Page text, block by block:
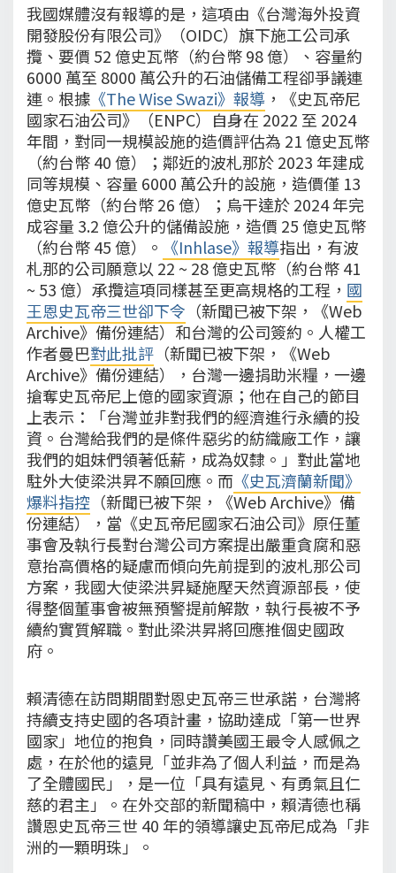
我國媒體沒有報導的是，這項由《台灣海外投資
開發股份有限公司》（OIDC）旗下施工公司承
攬、要價 52 億史瓦幣（約台幣 98 億）、容量約
6000 萬至 8000 萬公升的石油儲備工程卻爭議連
連。根據 《The Wise Swazi》報導 ，《史瓦帝尼
國家石油公司》（ENPC）自身在 2022 至 2024
年間，對同一規模設施的造價評估為 21 億史瓦幣
（約台幣 40 億）；鄰近的波札那於 2023 年建成
同等規模、容量 6000 萬公升的設施，造價僅 13
億史瓦幣（約台幣 26 億）；烏干達於 2024 年完
成容量 3.2 億公升的儲備設施，造價 25 億史瓦幣
（約台幣 45 億）。 《Inhlase》報導指出，有波
札那的公司願意以 22 ~ 28 億史瓦幣（約台幣 41
~ 53 億）承攬這項同樣甚至更高規格的工程， 國
王恩史瓦帝三世卻下令 （新聞已被下架，《Web
Archive》備份連結）和台灣的公司簽約。人權工
作者曼巴對此批評 （新聞已被下架，《Web
Archive》備份連結），台灣一邊捐助米糧，一邊
搶奪史瓦帝尼上億的國家資源；他在自己的節目
上表示：「台灣並非對我們的經濟進行永續的投
資。台灣給我們的是條件惡劣的紡織廠工作，讓
我們的姐妹們領著低薪，成為奴隸。」對此當地
駐外大使梁洪昇不願回應。而 《史瓦濟蘭新聞》
爆料指控 （新聞已被下架，《Web Archive》備
份連結），當《史瓦帝尼國家石油公司》原任董
事會及執行長對台灣公司方案提出嚴重貪腐和惡
意抬高價格的疑慮而傾向先前提到的波札那公司
方案，我國大使梁洪昇疑施壓天然資源部長，使
得整個董事會被無預警提前解散，執行長被不予
續約實質解職。對此梁洪昇將回應推個史國政
府。
賴清德在訪問期間對恩史瓦帝三世承諾，台灣將
持續支持史國的各項計畫，協助達成「第一世界
國家」地位的抱負，同時讚美國王最令人感佩之
處，在於他的遠見「並非為了個人利益，而是為
了全體國民」，是一位「具有遠見、有勇氣且仁
慈的君主」。在外交部的新聞稿中，賴清德也稱
讚恩史瓦帝三世 40 年的領導讓史瓦帝尼成為「非
洲的一顆明珠」。